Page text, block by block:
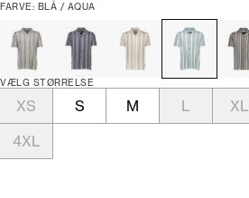
FARVE: BLÅ / AQUA
VÆLG STØRRELSE
XS S M L XL
4XL